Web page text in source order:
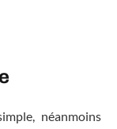
néanmoins